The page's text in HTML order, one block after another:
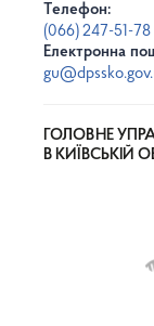
Телефон:
(066) 247-51-78
Електронна
ГОЛОВНЕ
В КИЇВСЬКІЙ